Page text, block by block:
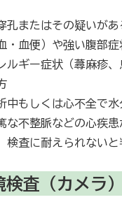
孔またはその疑いがあ
・血便）や強い腹部
ルギー症状（蕁麻疹
中もしくは心不全で
な不整脈などの心疾患
検査に耐えられない
検査（カメラ）